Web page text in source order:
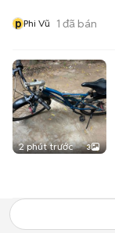
pPhi Vũ 1 đã bán
2 phút trước 3